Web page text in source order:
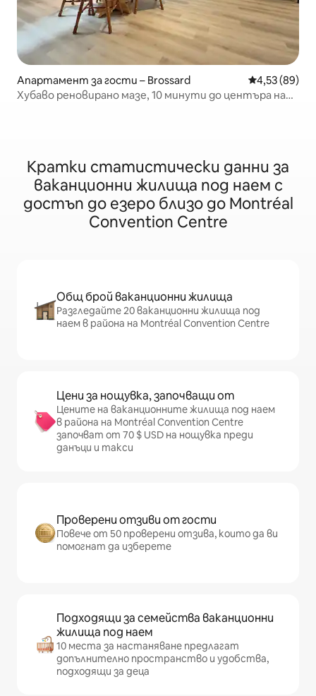
Апартамент за гости – Brossard Средна
4,53 (89)
Хубаво реновирано мазе, 10 минути до центъра на
Кратки статистически данни за
ваканционни жилища под наем с
достъп до езеро близо до Montréal
Convention Centre
Общ брой ваканционни жилища
Разгледайте 20 ваканционни жилища под
наем в района на Montréal Convention Centre
Цени за нощувка, започващи от
Цените на ваканционните жилища под наем
в района на Montréal Convention Centre
започват от 70 $ USD на нощувка преди
данъци и такси
Проверени отзиви от гости
Повече от 50 проверени отзива, които да ви
помогнат да изберете
Подходящи за семейства ваканционни
жилища под наем
10 места за настаняване предлагат
допълнително пространство и удобства,
подходящи за деца